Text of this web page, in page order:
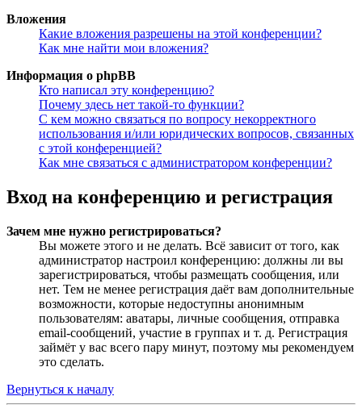
Вложения
Какие вложения разрешены на этой конференции?
Как мне найти мои вложения?
Информация о phpBB
Кто написал эту конференцию?
Почему здесь нет такой-то функции?
С кем можно связаться по вопросу некорректного
использования и/или юридических вопросов, связанных
с этой конференцией?
Как мне связаться с администратором конференции?
Вход на конференцию и регистрация
Зачем мне нужно регистрироваться?
Вы можете этого и не делать. Всё зависит от того, как
администратор настроил конференцию: должны ли вы
зарегистрироваться, чтобы размещать сообщения, или
нет. Тем не менее регистрация даёт вам дополнительные
возможности, которые недоступны анонимным
пользователям: аватары, личные сообщения, отправка
email-сообщений, участие в группах и т. д. Регистрация
займёт у вас всего пару минут, поэтому мы рекомендуем
это сделать.
Вернуться к началу